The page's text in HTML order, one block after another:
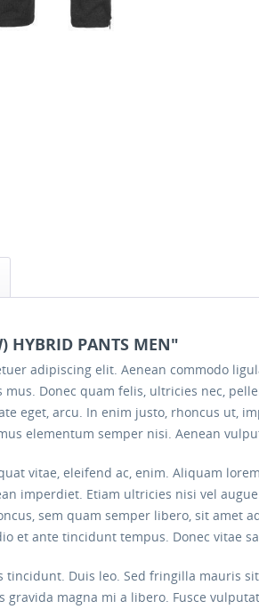
PANTS MEN"
adipiscing elit. Aenean commodo
Donec quam felis, ultricies nec,
eget, arcu. In enim justo, rhoncus ut,
elementum semper nisi. Aenean
vitae, eleifend ac, enim. Aliquam
imperdiet. Etiam ultricies nisi vel
sem quam semper libero, sit amet
et ante tincidunt tempus. Donec vitae
tincidunt. Duis leo. Sed fringilla mauris
gravida magna mi a libero. Fusce